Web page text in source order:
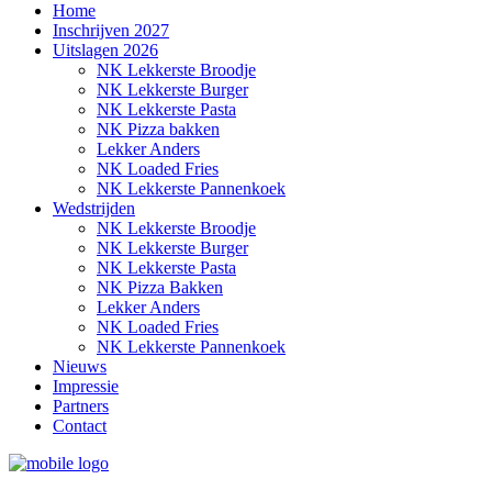
Home
Inschrijven 2027
Uitslagen 2026
NK Lekkerste Broodje
NK Lekkerste Burger
NK Lekkerste Pasta
NK Pizza bakken
Lekker Anders
NK Loaded Fries
NK Lekkerste Pannenkoek
Wedstrijden
NK Lekkerste Broodje
NK Lekkerste Burger
NK Lekkerste Pasta
NK Pizza Bakken
Lekker Anders
NK Loaded Fries
NK Lekkerste Pannenkoek
Nieuws
Impressie
Partners
Contact